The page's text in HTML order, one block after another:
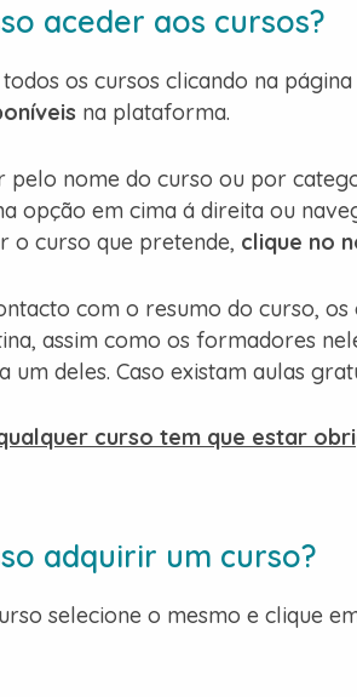
aceder aos cursos?
os cursos clicando na página
na plataforma.
pelo nome do curso ou por
opção em cima á direita ou
o curso que pretende, clique no
com o resumo do curso,
assim como os formadores
um deles. Caso existam aulas
curso tem que estar
adquirir um curso?
selecione o mesmo e clique